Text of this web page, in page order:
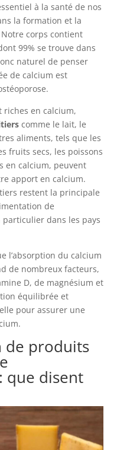
à la santé de nos
la formation et la
corps contient
99% se trouve dans
naturel de penser
de calcium est
riches en calcium,
comme le lait, le
aliments, tels que les
fruits secs, les poissons
en calcium, peuvent
apport en calcium.
restent la principale
de
dans les pays
l’absorption du calcium
de nombreux facteurs,
D, de magnésium et
équilibrée et
pour assurer une
de produits
que disent